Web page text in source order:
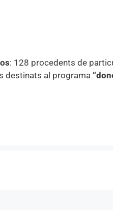
: 128 procedents de
destinats al programa